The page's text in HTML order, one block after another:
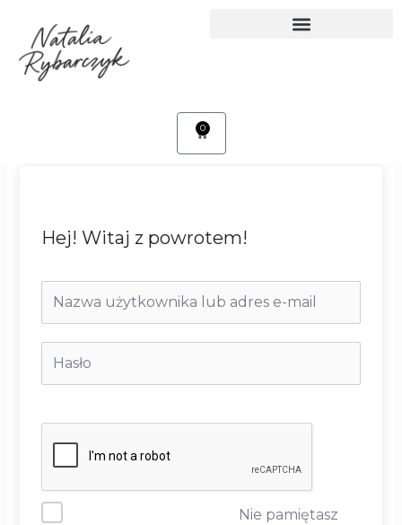
treści
0
Cart
Hej! Witaj z powrotem!
Nie pamiętasz